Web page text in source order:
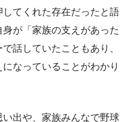
てくれた存在だったと語
が「家族の支えがあった
話していたこともあり、
なっていることがわかり
出や、家族みんなで野球